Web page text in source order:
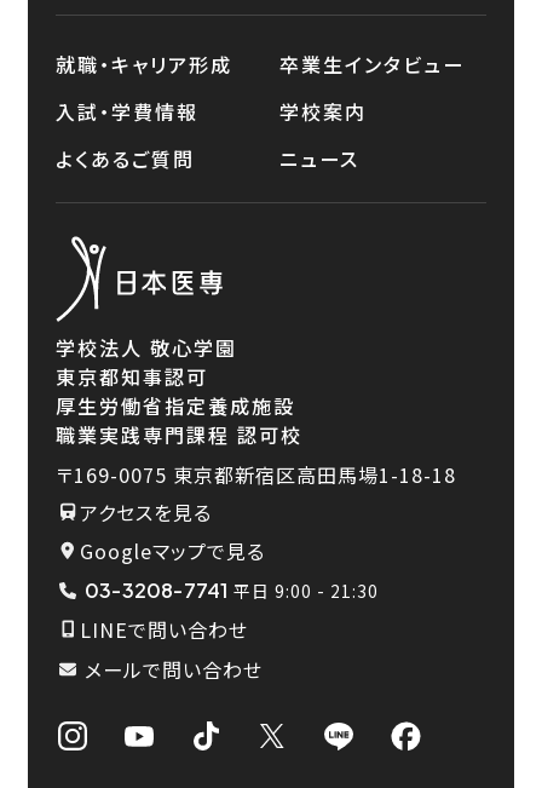
学校法人 敬心学園
東京都知事認可
厚生労働省指定養成施設
職業実践専門課程 認可校
〒169-0075 東京都新宿区高田馬場1-18-18
アクセスを見る
Googleマップで見る
03-3208-7741 平日 9:00 - 21:30
LINEで問い合わせ
メールで問い合わせ
就職・キャリア形成
卒業生インタビュー
入試・学費情報
学校案内
よくあるご質問
ニュース